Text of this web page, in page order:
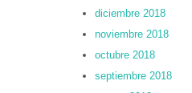
diciembre 2018
noviembre 2018
octubre 2018
septiembre 2018